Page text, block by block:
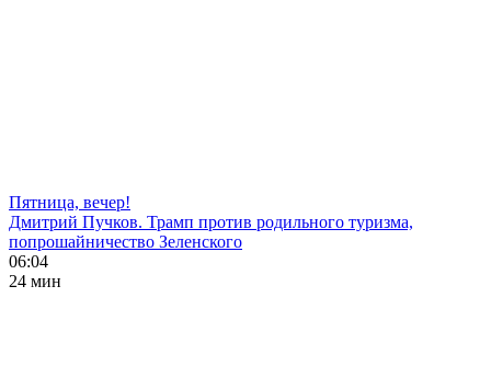
Пятница, вечер!
Дмитрий Пучков. Трамп против родильного туризма,
попрошайничество Зеленского
06:04
24 мин